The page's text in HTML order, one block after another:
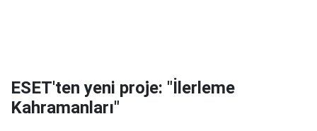
ESET'ten yeni proje: "İlerleme
Kahramanları"